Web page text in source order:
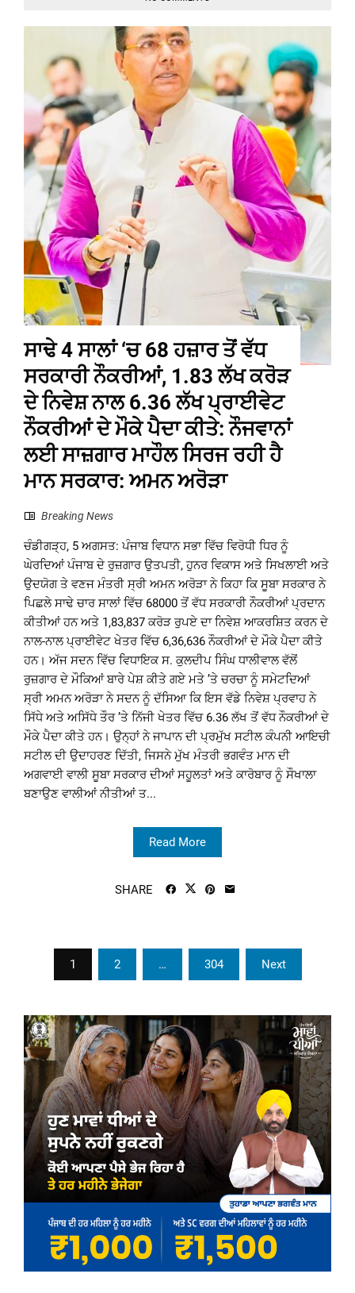
ਸਾਢੇ 4 ਸਾਲਾਂ ‘ਚ 68 ਹਜ਼ਾਰ ਤੋਂ ਵੱਧ
ਸਰਕਾਰੀ ਨੌਕਰੀਆਂ, 1.83 ਲੱਖ ਕਰੋੜ
ਦੇ ਨਿਵੇਸ਼ ਨਾਲ 6.36 ਲੱਖ ਪ੍ਰਾਈਵੇਟ
ਨੌਕਰੀਆਂ ਦੇ ਮੌਕੇ ਪੈਦਾ ਕੀਤੇ: ਨੌਜਵਾਨਾਂ
ਲਈ ਸਾਜ਼ਗਾਰ ਮਾਹੌਲ ਸਿਰਜ ਰਹੀ ਹੈ
ਮਾਨ ਸਰਕਾਰ: ਅਮਨ ਅਰੋੜਾ
Breaking News
ਚੰਡੀਗੜ੍ਹ, 5 ਅਗਸਤ: ਪੰਜਾਬ ਵਿਧਾਨ ਸਭਾ ਵਿੱਚ ਵਿਰੋਧੀ ਧਿਰ ਨੂੰ
ਘੇਰਦਿਆਂ ਪੰਜਾਬ ਦੇ ਰੁਜ਼ਗਾਰ ਉਤਪਤੀ, ਹੁਨਰ ਵਿਕਾਸ ਅਤੇ ਸਿਖਲਾਈ ਅਤੇ
ਉਦਯੋਗ ਤੇ ਵਣਜ ਮੰਤਰੀ ਸ੍ਰੀ ਅਮਨ ਅਰੋੜਾ ਨੇ ਕਿਹਾ ਕਿ ਸੂਬਾ ਸਰਕਾਰ ਨੇ
ਪਿਛਲੇ ਸਾਢੇ ਚਾਰ ਸਾਲਾਂ ਵਿੱਚ 68000 ਤੋਂ ਵੱਧ ਸਰਕਾਰੀ ਨੌਕਰੀਆਂ ਪ੍ਰਦਾਨ
ਕੀਤੀਆਂ ਹਨ ਅਤੇ 1,83,837 ਕਰੋੜ ਰੁਪਏ ਦਾ ਨਿਵੇਸ਼ ਆਕਰਸ਼ਿਤ ਕਰਨ ਦੇ
ਨਾਲ-ਨਾਲ ਪ੍ਰਾਈਵੇਟ ਖੇਤਰ ਵਿੱਚ 6,36,636 ਨੌਕਰੀਆਂ ਦੇ ਮੌਕੇ ਪੈਦਾ ਕੀਤੇ
ਹਨ। ਅੱਜ ਸਦਨ ਵਿੱਚ ਵਿਧਾਇਕ ਸ. ਕੁਲਦੀਪ ਸਿੰਘ ਧਾਲੀਵਾਲ ਵੱਲੋਂ
ਰੁਜ਼ਗਾਰ ਦੇ ਮੌਕਿਆਂ ਬਾਰੇ ਪੇਸ਼ ਕੀਤੇ ਗਏ ਮਤੇ ’ਤੇ ਚਰਚਾ ਨੂੰ ਸਮੇਟਦਿਆਂ
ਸ੍ਰੀ ਅਮਨ ਅਰੋੜਾ ਨੇ ਸਦਨ ਨੂੰ ਦੱਸਿਆ ਕਿ ਇਸ ਵੱਡੇ ਨਿਵੇਸ਼ ਪ੍ਰਵਾਹ ਨੇ
ਸਿੱਧੇ ਅਤੇ ਅਸਿੱਧੇ ਤੌਰ ’ਤੇ ਨਿੱਜੀ ਖੇਤਰ ਵਿੱਚ 6.36 ਲੱਖ ਤੋਂ ਵੱਧ ਨੌਕਰੀਆਂ ਦੇ
ਮੌਕੇ ਪੈਦਾ ਕੀਤੇ ਹਨ। ਉਨ੍ਹਾਂ ਨੇ ਜਾਪਾਨ ਦੀ ਪ੍ਰਮੁੱਖ ਸਟੀਲ ਕੰਪਨੀ ਆਇਚੀ
ਸਟੀਲ ਦੀ ਉਦਾਹਰਣ ਦਿੱਤੀ, ਜਿਸਨੇ ਮੁੱਖ ਮੰਤਰੀ ਭਗਵੰਤ ਮਾਨ ਦੀ
ਅਗਵਾਈ ਵਾਲੀ ਸੂਬਾ ਸਰਕਾਰ ਦੀਆਂ ਸਹੂਲਤਾਂ ਅਤੇ ਕਾਰੋਬਾਰ ਨੂੰ ਸੌਖਾਲਾ
ਬਣਾਉਣ ਵਾਲੀਆਂ ਨੀਤੀਆਂ ਤ...
Read More
SHARE
Posts
pagination
1 2 … 304 Next